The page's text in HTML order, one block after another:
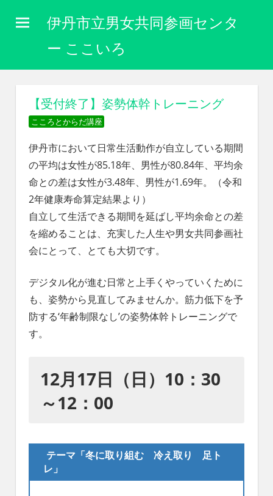
伊丹市立男女共同参画センタ
ー ここいろ
関
わ
な
く
分
ら
し
く
生
き
れ
る
社
会
代
に
引
ぐ
豊
か
な
【受付終了】姿勢体幹トレーニング
こころとからだ講座
伊丹市において日常生活動作が自立している期間
の平均は女性が85.18年、男性が80.84年、平均余
命との差は女性が3.48年、男性が1.69年。（令和
2年健康寿命算定結果より）
自立して生活できる期間を延ばし平均余命との差
を縮めることは、充実した人生や男女共同参画社
会にとって、とても大切です。
デジタル化が進む日常と上手くやっていくために
も、姿勢から見直してみませんか。筋力低下を予
防する‘年齢制限なし’の姿勢体幹トレーニングで
す。
12月17日（日）10：30
～12：00
テーマ「冬に取り組む 冷え取り 足ト
レ」